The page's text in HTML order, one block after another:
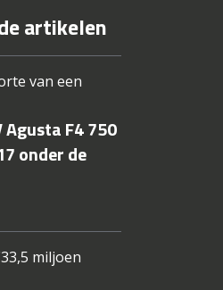
artikelen
van een
Agusta F4 750
onder de
miljoen